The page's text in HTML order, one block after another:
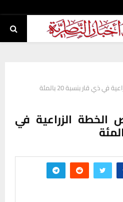
ذي قار بنسبة 20 بالمئة
الخطة الزراعية في